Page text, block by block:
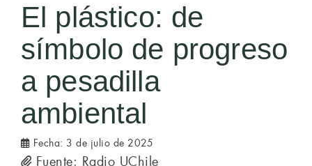
El plástico: de
símbolo de progreso
a pesadilla
ambiental
Fecha: 3 de julio de 2025
Fuente: Radio UChile